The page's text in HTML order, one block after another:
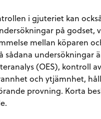
i gjuteriet kan
på godset,
mellan köparen
sådana undersökningar
(OES), kontroll av
och ytjämnhet,
provning. Korta